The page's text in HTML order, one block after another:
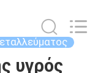
υγρός